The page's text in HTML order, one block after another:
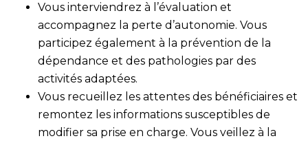
Vous interviendrez à l’évaluation et
accompagnez la perte d’autonomie. Vous
participez également à la prévention de la
dépendance et des pathologies par des
activités adaptées.
Vous recueillez les attentes des bénéficiaires et
remontez les informations susceptibles de
modifier sa prise en charge. Vous veillez à la